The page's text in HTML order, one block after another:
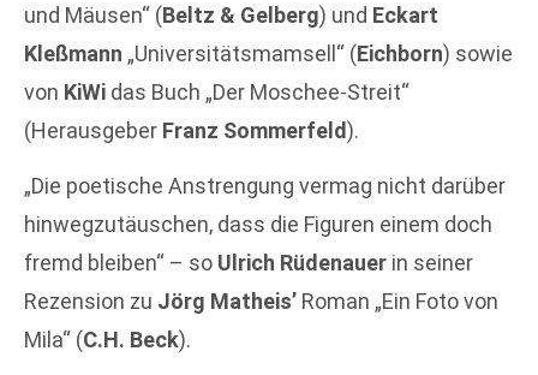
und Mäusen“ (Beltz & Gelberg) und Eckart
Kleßmann „Universitätsmamsell“ (Eichborn) sowie
von KiWi das Buch „Der Moschee-Streit“
(Herausgeber Franz Sommerfeld).
„Die poetische Anstrengung vermag nicht darüber
hinwegzutäuschen, dass die Figuren einem doch
fremd bleiben“ – so Ulrich Rüdenauer in seiner
Rezension zu Jörg Matheis’ Roman „Ein Foto von
Mila“ (C.H. Beck).